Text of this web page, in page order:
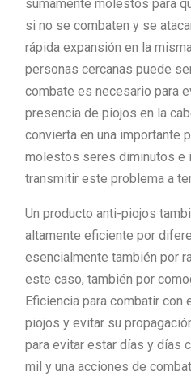
sumamente molestos para
si no se combaten y se
rápida expansión en la
personas cercanas puede
combate es necesario para
presencia de piojos en la
convierta en una importante
molestos seres diminutos e
transmitir este problema a
Un producto anti-piojos
altamente eficiente por
esencialmente también por
este caso, también por
Eficiencia para combatir
piojos y evitar su
para evitar estar días y días
mil y una acciones de